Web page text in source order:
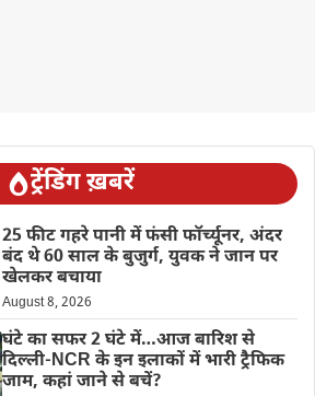
ट्रेंडिंग ख़बरें
25 फीट गहरे पानी में फंसी फॉर्च्यूनर, अंदर
बंद थे 60 साल के बुजुर्ग, युवक ने जान पर
खेलकर बचाया
August 8, 2026
घंटे का सफर 2 घंटे में…आज बारिश से
दिल्ली-NCR के इन इलाकों में भारी ट्रैफिक
जाम, कहां जाने से बचें?